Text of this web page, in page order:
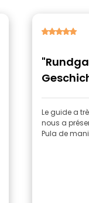
Le guide a
nous a
Pula de